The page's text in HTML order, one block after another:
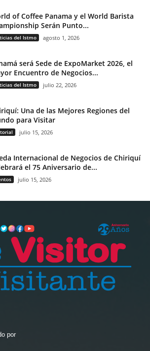
of Coffee Panama y el World Barista
Serán Punto...
del Istmo agosto 1, 2026
será Sede de ExpoMarket 2026, el
Encuentro de Negocios...
del Istmo julio 22, 2026
Una de las Mejores Regiones del
para Visitar
julio 15, 2026
Internacional de Negocios de Chiriquí
el 75 Aniversario de...
julio 15, 2026
por